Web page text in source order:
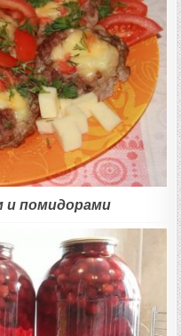
и помидорами